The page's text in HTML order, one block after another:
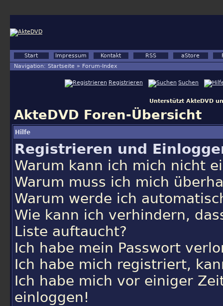
Start Impressum Kontakt RSS aStore
Navigation: Startseite » Forum-Index
Registrieren Suchen
Unterstützt AkteDVD
AkteDVD Foren-Übersicht
Hilfe
Registrieren und
Warum kann ich mich nicht
Warum muss ich mich
Warum werde ich
Wie kann ich verhindern,
Liste auftaucht?
Ich habe mein Passwort
Ich habe mich registriert,
Ich habe mich vor einiger
einloggen!